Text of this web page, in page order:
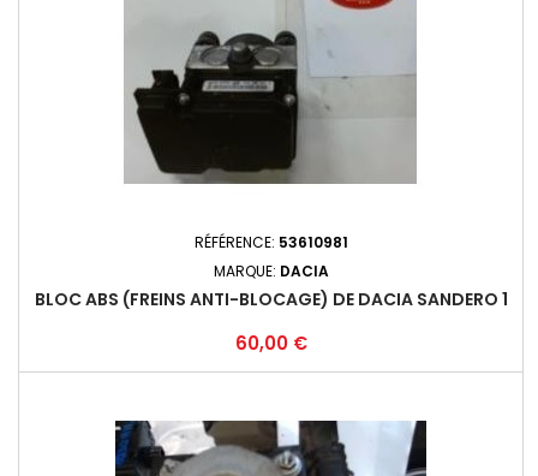
RÉFÉRENCE: 53610981
MARQUE: DACIA
BLOC ABS (FREINS ANTI-BLOCAGE) DE DACIA SANDERO 1
Prix
60,00 €